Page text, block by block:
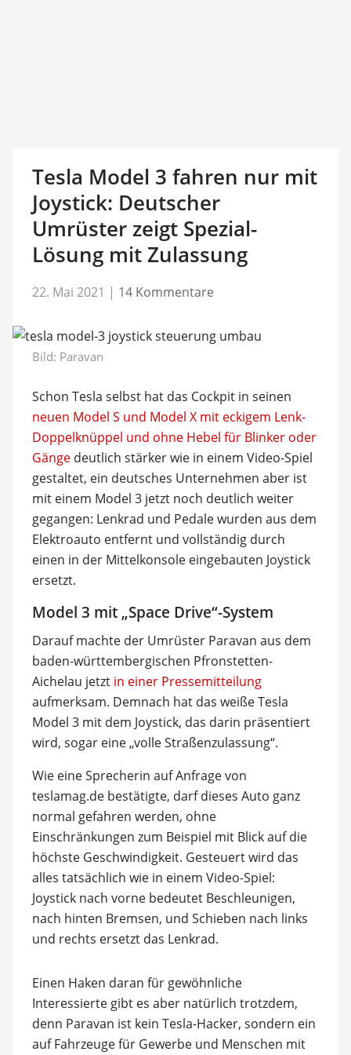
Tesla Model 3 fahren nur mit
Joystick: Deutscher
Umrüster zeigt Spezial-
Lösung mit Zulassung
22. Mai 2021 | 14 Kommentare
Bild: Paravan
Schon Tesla selbst hat das Cockpit in seinen
neuen Model S und Model X mit eckigem Lenk-
Doppelknüppel und ohne Hebel für Blinker oder
Gängedeutlich stärker wie in einem Video-Spiel
gestaltet, ein deutsches Unternehmen aber ist
mit einem Model 3 jetzt noch deutlich weiter
gegangen: Lenkrad und Pedale wurden aus dem
Elektroauto entfernt und vollständig durch
einen in der Mittelkonsole eingebauten Joystick
ersetzt.
Model 3 mit „Space Drive“-System
Darauf machte der Umrüster Paravan aus dem
baden-württembergischen Pfronstetten-
Aichelau jetzt in einer Pressemitteilung
aufmerksam. Demnach hat das weiße Tesla
Model 3 mit dem Joystick, das darin präsentiert
wird, sogar eine „volle Straßenzulassung“.
Wie eine Sprecherin auf Anfrage von
teslamag.de bestätigte, darf dieses Auto ganz
normal gefahren werden, ohne
Einschränkungen zum Beispiel mit Blick auf die
höchste Geschwindigkeit. Gesteuert wird das
alles tatsächlich wie in einem Video-Spiel:
Joystick nach vorne bedeutet Beschleunigen,
nach hinten Bremsen, und Schieben nach links
und rechts ersetzt das Lenkrad.
Einen Haken daran für gewöhnliche
Interessierte gibt es aber natürlich trotzdem,
denn Paravan ist kein Tesla-Hacker, sondern ein
auf Fahrzeuge für Gewerbe und Menschen mit